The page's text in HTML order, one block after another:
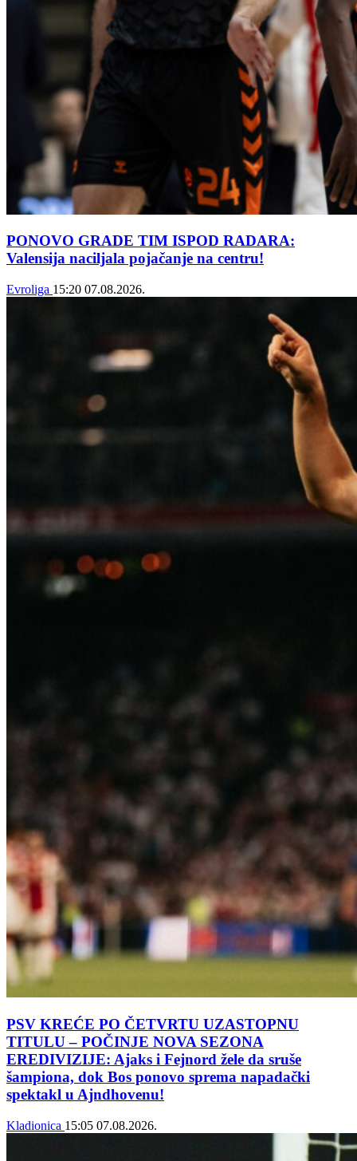
PONOVO GRADE TIM ISPOD RADARA:
Valensija naciljala pojačanje na centru!
Evroliga 15:20 07.08.2026.
PSV KREĆE PO ČETVRTU UZASTOPNU
TITULU – POČINJE NOVA SEZONA
EREDIVIZIJE: Ajaks i Fejnord žele da sruše
šampiona, dok Bos ponovo sprema napadački
spektakl u Ajndhovenu!
Kladionica 15:05 07.08.2026.